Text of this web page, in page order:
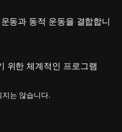
동과 동적 운동을 결합합니
위한 체계적인 프로그램
는 않습니다.